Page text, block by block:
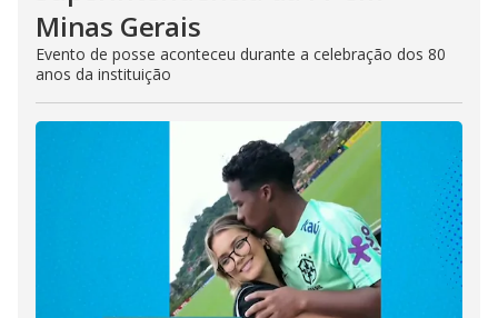
Minas Gerais
Evento de posse aconteceu durante a celebração dos 80
anos da instituição